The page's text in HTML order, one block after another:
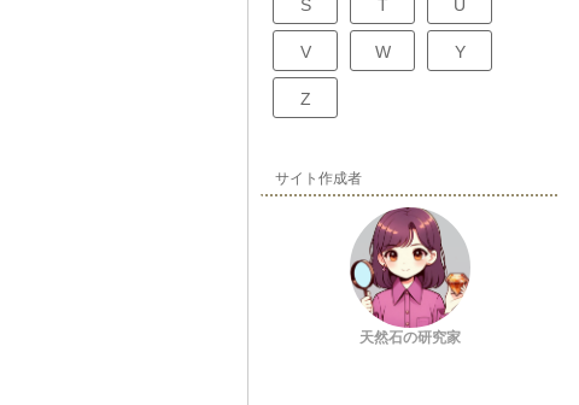
S T U
V W Y
Z
サイト作成者
天然石の研究家